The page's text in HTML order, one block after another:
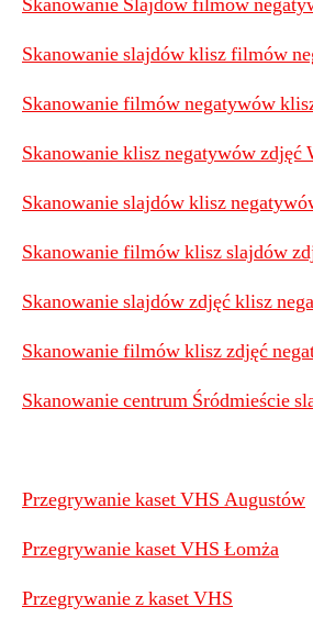
Skanowanie slajdów klisz filmów
Skanowanie filmów negatywów
Skanowanie klisz negatywów zdjęć
Skanowanie slajdów klisz
Skanowanie filmów klisz slajdów
Skanowanie slajdów zdjęć klisz
Skanowanie filmów klisz zdjęć
Skanowanie centrum Śródmieście
Przegrywanie kaset VHS Augustów
Przegrywanie kaset VHS Łomża
Przegrywanie z kaset VHS